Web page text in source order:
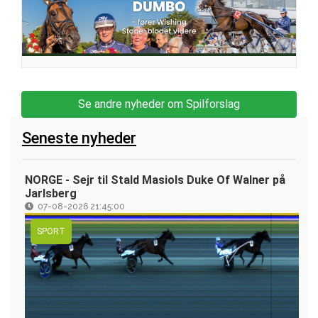
Se andre nyheder om Spilforslag
Seneste nyheder
NORGE - Sejr til Stald Masiols Duke Of Walner på
Jarlsberg
07-08-2026 21:45:00
SPORT